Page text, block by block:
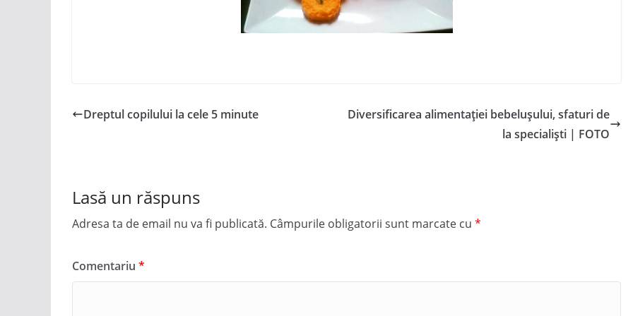
Dreptul copilului la cele 5 minute
Diversificarea alimentației bebelușului, sfaturi de
la specialiști | FOTO
Lasă un răspuns
Adresa ta de email nu va fi publicată. Câmpurile obligatorii sunt marcate cu *
Comentariu *